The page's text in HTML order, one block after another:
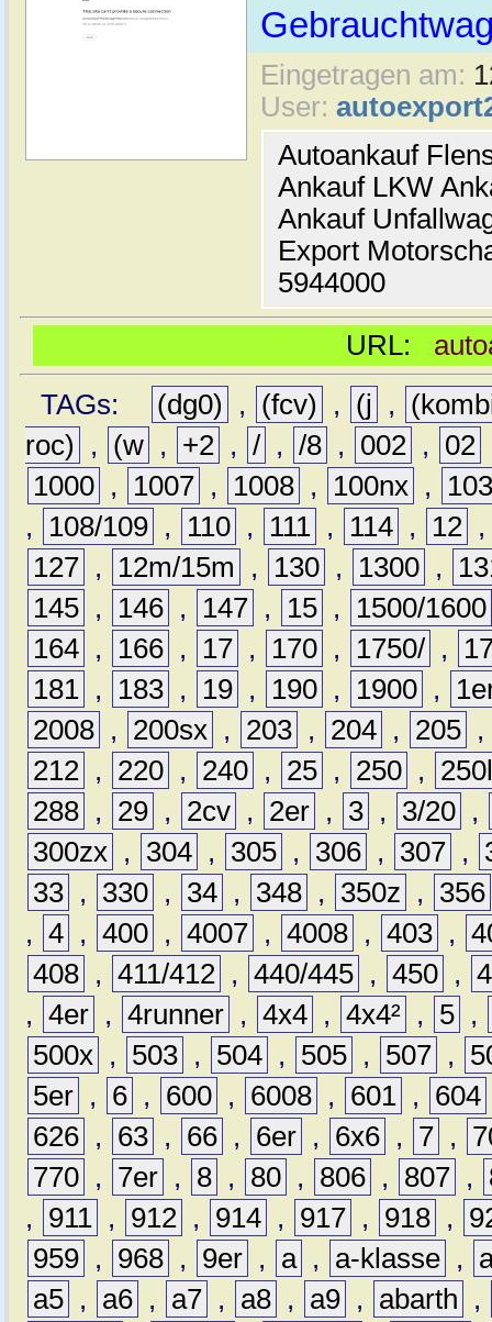
Eingetragen am:
User:
Autoankauf
Ankauf LKW
Ankauf
Export
5944000
URL:
TAGs:
(dg0) , (fcv) , (j ,
roc)
, (w , +2 , / , /8 , 002 , 02
1000 , 1007 , 1008 , 100nx ,
,
108/109 , 110 , 111 , 114 , 12
127 , 12m/15m , 130 , 1300 ,
145 , 146 , 147 , 15 ,
1500/1600
164 , 166 , 17 , 170 , 1750/ ,
181 , 183 , 19 , 190 , 1900 ,
2008 , 200sx , 203 , 204 , 205 ,
212 , 220 , 240 , 25 , 250 ,
288 , 29 , 2cv , 2er , 3 , 3/20 ,
300zx , 304 , 305 , 306 , 307 ,
33 , 330 , 34 , 348 , 350z ,
356
, 4 , 400 , 4007 , 4008 , 403 ,
408 , 411/412 , 440/445 , 450 ,
, 4er , 4runner , 4x4 , 4x4² , 5 ,
500x , 503 , 504 , 505 , 507 ,
5er , 6 , 600 , 6008 , 601 , 604
626 , 63 , 66 , 6er , 6x6 , 7 ,
770 , 7er , 8 , 80 , 806 , 807 ,
,
911 , 912 , 914 , 917 , 918 ,
959 , 968 , 9er , a , a-klasse ,
a5 , a6 , a7 , a8 , a9 , abarth
,